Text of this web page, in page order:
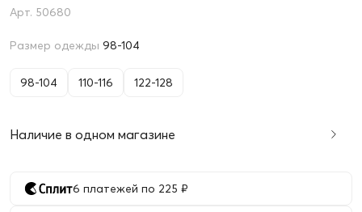
50680
Размер одежды 98-104
98-104 110-116 122-128
Наличие в одном магазине
6 платежей по 225 ₽